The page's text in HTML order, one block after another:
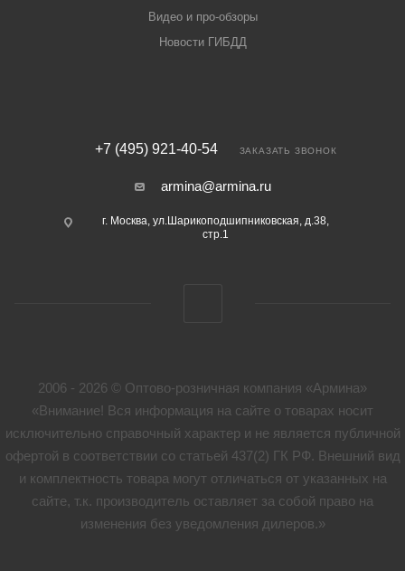
Видео и про-обзоры
Новости ГИБДД
+7 (495) 921-40-54 ЗАКАЗАТЬ ЗВОНОК
armina@armina.ru
г. Москва, ул.Шарикоподшипниковская, д.38,
стр.1
2006 - 2026 © Оптово-розничная компания «Армина»
«Внимание! Вся информация на сайте о товарах носит
исключительно справочный характер и не является публичной
офертой в соответствии со статьей 437(2) ГК РФ. Внешний вид
и комплектность товара могут отличаться от указанных на
сайте, т.к. производитель оставляет за собой право на
изменения без уведомления дилеров.»